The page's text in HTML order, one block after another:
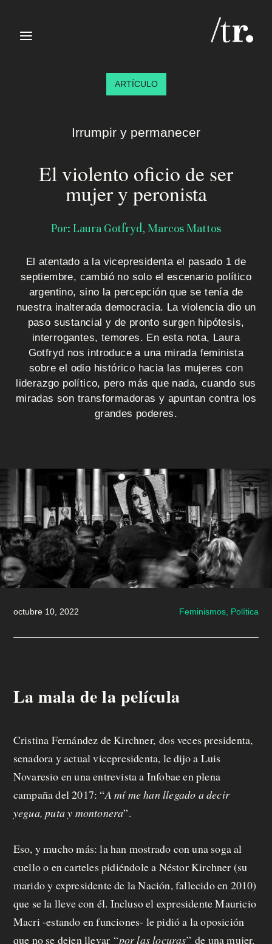
≡
I
i
i
o
Q
u
i
e
s
s
o
m
o
s
n
d
á
t
u
r
o
p
u
ARTÍCULO
Irrumpir y permanecer
El violento oficio de ser
mujer y peronista
Por: Laura Gotfryd, Marcos Mattos
El atentado a la vicepresidenta el pasado 1 de
septiembre, cambió no solo el escenario político
argentino, sino la percepción que se tenía de
nuestra inalterada democracia. La violencia dio un
paso sustancial y de pronto surgen hipótesis,
interrogantes, temores. En esta nota, Laura
Gotfryd nos introduce a una mirada feminista
sobre el odio histórico hacia las mujeres con
liderazgo político, pero más que nada, cuando sus
miradas son transformadoras y apuntan contra los
grandes poderes.
octubre 10, 2022 Feminismos, Política
La mala de la película
Cristina Fernández de Kirchner, dos veces presidenta,
senadora y actual vicepresidenta, le dijo a Luis
Novaresio en una entrevista a Infobae en plena
campaña del 2017: “A mí me han llegado a decir
yegua, puta y montonera”.
Eso, y mucho más: la han mostrado con una soga al
cuello o en carteles pidiéndole a Néstor Kirchner (su
marido y expresidente de la Nación, fallecido en 2010)
que se la lleve con él. Incluso el expresidente Mauricio
Macri -estando en funciones- le pidió a la oposición
que no se dejen llevar“por las locuras” de una mujer.